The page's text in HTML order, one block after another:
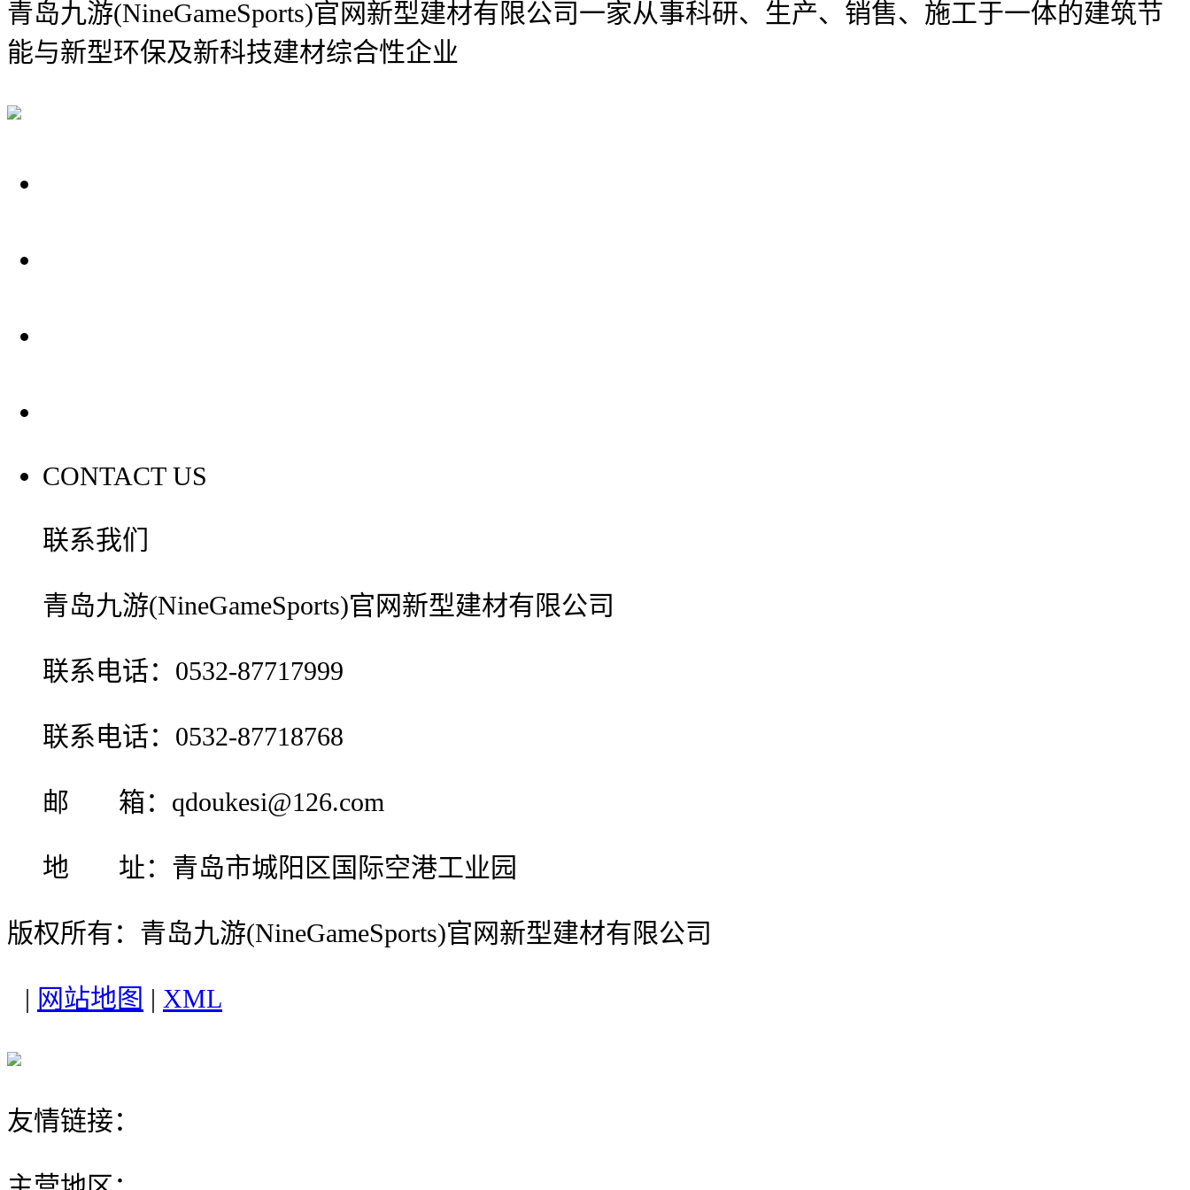
青岛九游(NineGameSports)官网新型建材有限公司一家从事科研、生产、销售、施工于一体的建筑节
能与新型环保及新科技建材综合性企业
CONTACT US
联系我们
青岛九游(NineGameSports)官网新型建材有限公司
联系电话：0532-87717999
联系电话：0532-87718768
邮 箱：qdoukesi@126.com
地 址：青岛市城阳区国际空港工业园
版权所有：青岛九游(NineGameSports)官网新型建材有限公司
| 网站地图 | XML
友情链接：